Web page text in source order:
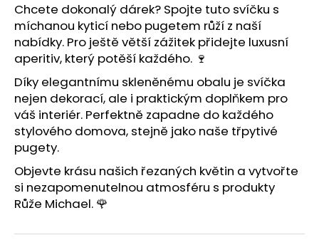
Chcete dokonalý dárek? Spojte tuto svíčku s
míchanou kyticí nebo pugetem růží z naší
nabídky. Pro ještě větší zážitek přidejte luxusní
aperitiv, který potěší každého. 🍷
Díky elegantnímu skleněnému obalu je svíčka
nejen dekorací, ale i praktickým doplňkem pro
váš interiér. Perfektně zapadne do každého
stylového domova, stejně jako naše třpytivé
pugety.
Objevte krásu našich řezaných květin a vytvořte
si nezapomenutelnou atmosféru s produkty
Růže Michael. 🌹
m
e